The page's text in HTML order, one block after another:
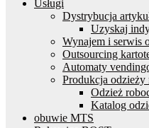
Usługi
Dystrybucja
Uzyskaj
Wynajem i serwis
Outsourcing
Automaty
Produkcja odzieży
Odzież
Katalog
obuwie MTS